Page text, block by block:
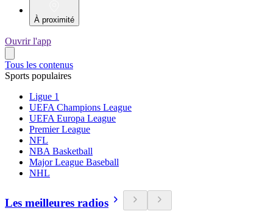
À proximité
Ouvrir l'app
Tous les contenus
Sports populaires
Ligue 1
UEFA Champions League
UEFA Europa League
Premier League
NFL
NBA Basketball
Major League Baseball
NHL
Les meilleures radios